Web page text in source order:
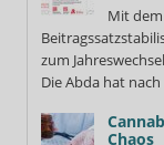
Mit dem
zum
Die Abda hat
Chaos